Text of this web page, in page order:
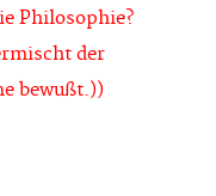
Philosophie?
der
bewußt.))